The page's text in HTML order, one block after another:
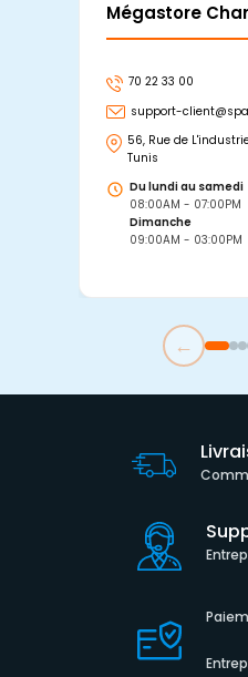
Mégastore
70 22 33 00
support-
56, Rue de
Tunis
Du lundi au samedi
08:00AM - 07:00PM
Dimanche
09:00AM - 03:00PM
←